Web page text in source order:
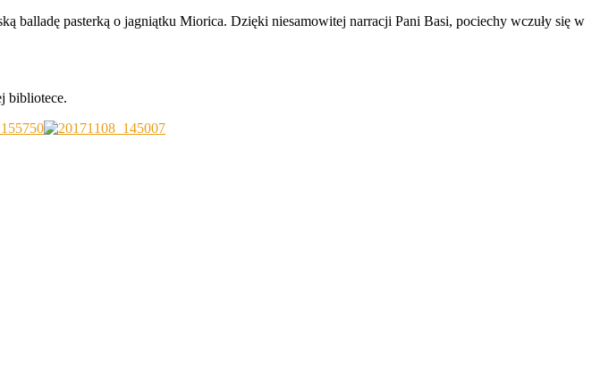
balladę pasterką o jagniątku Miorica. Dzięki niesamowitej narracji Pani Basi, pociechy wczuły się w
bibliotece.